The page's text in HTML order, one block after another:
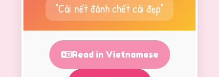
"Cái nết đánh chết cái đẹp"
Read in Vietnamese